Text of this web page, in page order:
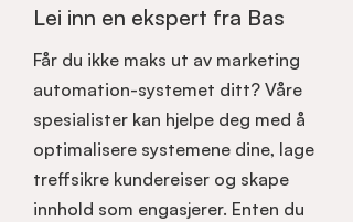
Lei inn en ekspert fra Bas
Får du ikke maks ut av marketing
automation-systemet ditt? Våre
spesialister kan hjelpe deg med å
optimalisere systemene dine, lage
treffsikre kundereiser og skape
innhold som engasjerer. Enten du